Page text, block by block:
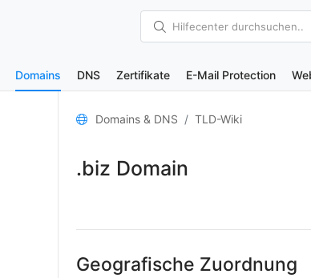
Hilfecenter durchsuchen..
Domains DNS Zertifikate E-Mail Protection
Domains & DNS TLD-Wiki
.biz Domain
Geografische Zuordnung